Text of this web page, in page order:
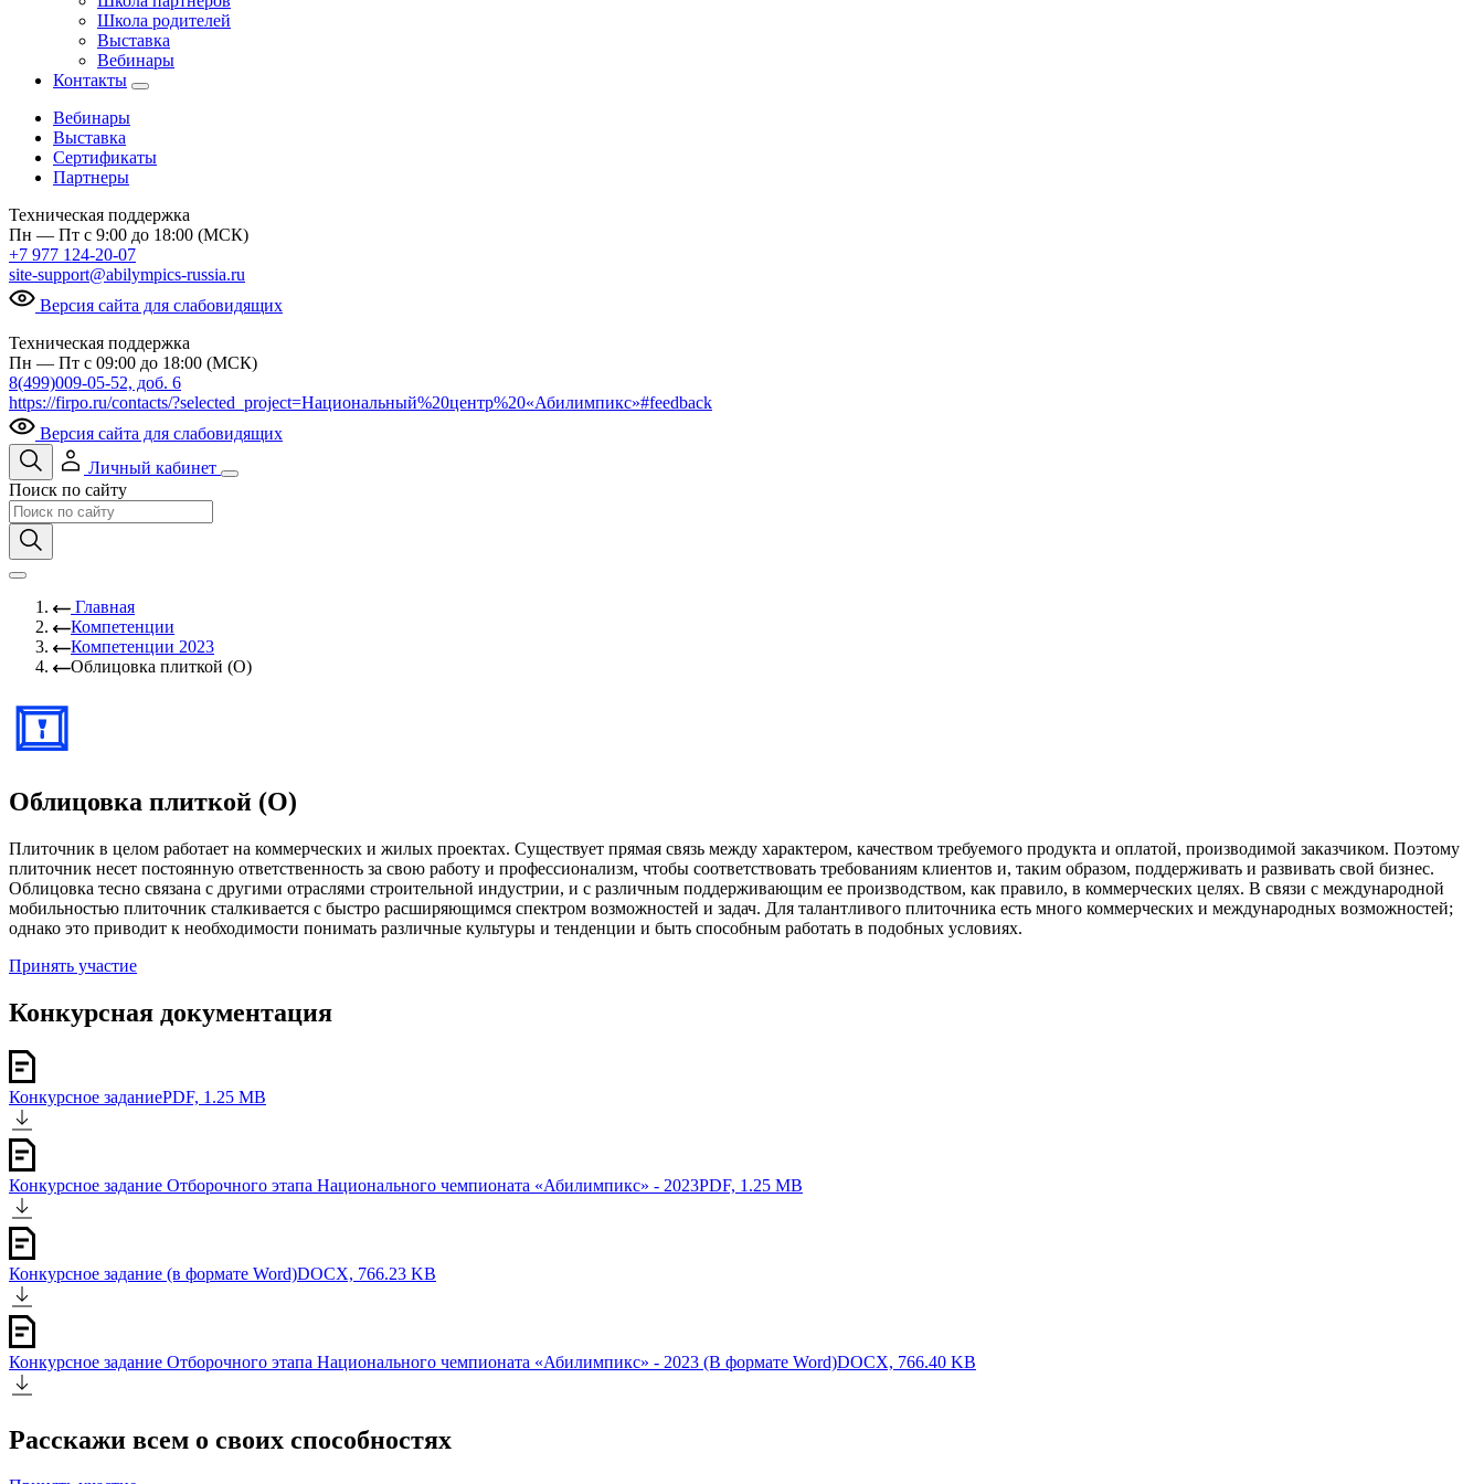
Школа родителей
Выставка
Вебинары
Контакты
Вебинары
Выставка
Сертификаты
Партнеры
Техническая поддержка
Пн — Пт с 9:00 до 18:00 (МСК)
+7 977 124-20-07
site-support@abilympics-russia.ru
Версия сайта для слабовидящих
Техническая поддержка
Пн — Пт с 09:00 до 18:00 (МСК)
8(499)009-05-52, доб. 6
https://firpo.ru/contacts/?selected_project=Национальный%20центр%20«Абилимпикс»#feedback
Версия сайта для слабовидящих
Личный кабинет
Поиск по сайту
Главная
Компетенции
Компетенции 2023
Облицовка плиткой (О)
Облицовка плиткой (О)
Плиточник в целом работает на коммерческих и жилых проектах. Существует прямая связь между характером, качеством требуемого продукта и оплатой, производимой заказчиком. Поэтому
плиточник несет постоянную ответственность за свою работу и профессионализм, чтобы соответствовать требованиям клиентов и, таким образом, поддерживать и развивать свой бизнес.
Облицовка тесно связана с другими отраслями строительной индустрии, и с различным поддерживающим ее производством, как правило, в коммерческих целях. В связи с международной
мобильностью плиточник сталкивается с быстро расширяющимся спектром возможностей и задач. Для талантливого плиточника есть много коммерческих и международных возможностей;
однако это приводит к необходимости понимать различные культуры и тенденции и быть способным работать в подобных условиях.
Принять участие
Конкурсная документация
Конкурсное заданиеPDF, 1.25 MB
Конкурсное задание Отборочного этапа Национального чемпионата «Абилимпикс» - 2023PDF, 1.25 MB
Конкурсное задание (в формате Word)DOCX, 766.23 KB
Конкурсное задание Отборочного этапа Национального чемпионата «Абилимпикс» - 2023 (В формате Word)DOCX, 766.40 KB
Расскажи всем о своих способностях